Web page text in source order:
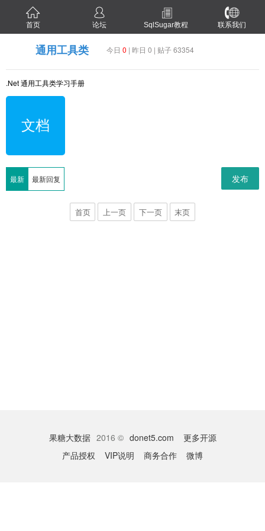
首页 论坛 SqlSugar教程 联系我们
通用工具类 今日 0 | 昨日 0 | 贴子 63354
.Net 通用工具类学习手册
文档
最新 最新回复 发布
首页 上一页 下一页 末页
果糖大数据 2016 © donet5.com
更多开源
产品授权
VIP说明 商务合作 微博